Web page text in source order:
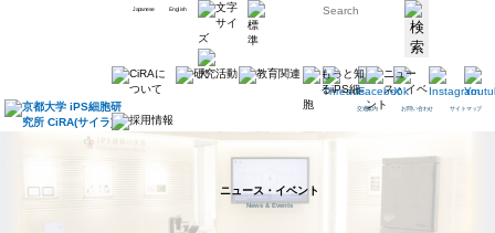
Japanese English
交通案内 お問い合わせ サイトマップ
ニュース・イベント
News & Events